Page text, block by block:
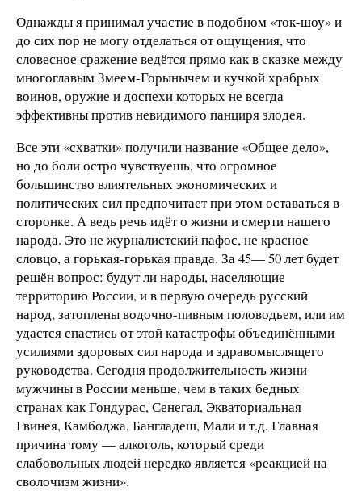
Однажды я принимал участие в подобном «ток-шоу» и
до сих пор не могу отделаться от ощущения, что
словесное сражение ведётся прямо как в сказке между
многоглавым Змеем-Горынычем и кучкой храбрых
воинов, оружие и доспехи которых не всегда
эффективны против невидимого панциря злодея.
Все эти «схватки» получили название «Общее дело»,
но до боли остро чувствуешь, что огромное
большинство влиятельных экономических и
политических сил предпочитает при этом оставаться в
сторонке. А ведь речь идёт о жизни и смерти нашего
народа. Это не журналистский пафос, не красное
словцо, а горькая-горькая правда. За 45— 50 лет будет
решён вопрос: будут ли народы, населяющие
территорию России, и в первую очередь русский
народ, затоплены водочно-пивным половодьем, или им
удастся спастись от этой катастрофы объединёнными
усилиями здоровых сил народа и здравомыслящего
руководства. Сегодня продолжительность жизни
мужчины в России меньше, чем в таких бедных
странах как Гондурас, Сенегал, Экваториальная
Гвинея, Камбоджа, Бангладеш, Мали и т.д. Главная
причина тому — алкоголь, который среди
слабовольных людей нередко является «реакцией на
сволочизм жизни».